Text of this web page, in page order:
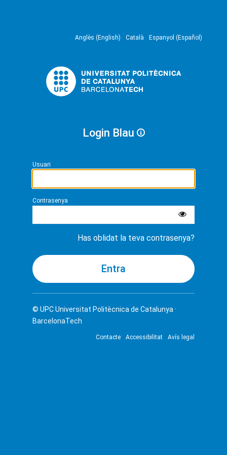
Anglès (English) Català Espanyol (Español)
Login Blau
Usuari
Contrasenya
Has oblidat la teva contrasenya?
© UPCUniversitat Politècnica de Catalunya ·
BarcelonaTech
Contacte Accessibilitat Avís legal